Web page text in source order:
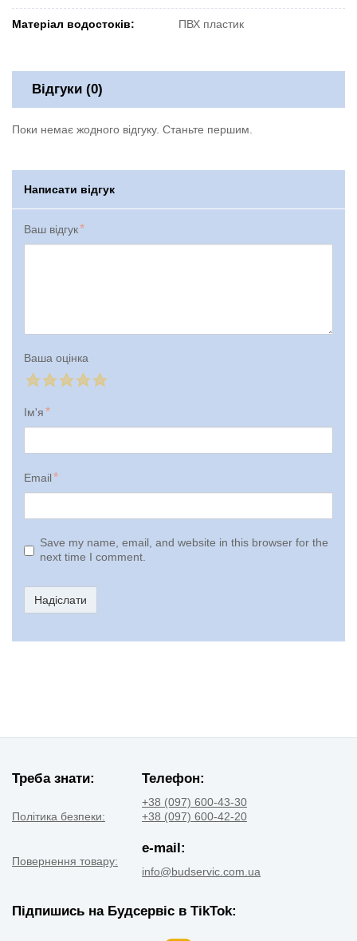
Матеріал водостоків: ПВХ пластик
Відгуки (0)
Поки немає жодного відгуку. Станьте першим.
Написати відгук
Ваш відгук
Ваша оцінка
Ім'я
Email
Save my name, email, and website in this browser for the
next time I comment.
Надіслати
Треба знати:
Політика безпеки:
Повернення товару:
Телефон:
+38 (097) 600-43-30
+38 (097) 600-42-20
e-mail:
info@budservic.com.ua
Підпишись на Будсервіс в TikTok: